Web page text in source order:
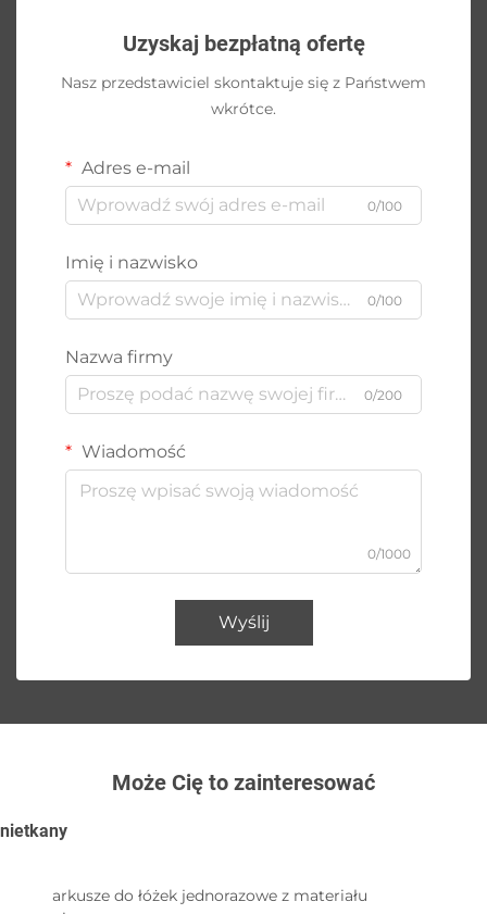
Uzyskaj bezpłatną ofertę
Nasz przedstawiciel skontaktuje się z Państwem
wkrótce.
Adres e-mail
0/100
Imię i nazwisko
0/100
Nazwa firmy
0/200
Wiadomość
0/1000
Wyślij
Może Cię to zainteresować
nietkany
arkusze do łóżek jednorazowe z materiału